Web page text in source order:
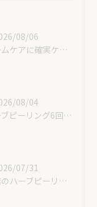
08/06
ホームケアに確実ケアを入れてみて😊✨
08/04
ハーブピーリング6回での素晴らしい変化です！
07/31
当店のハーブピーリングが最安値な理由🌿